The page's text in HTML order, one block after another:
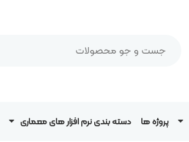
پروژه ها دسته بندی نرم افزار های معماری